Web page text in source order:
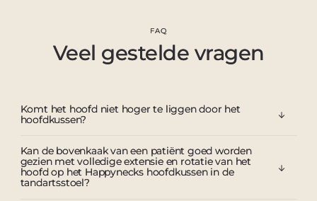
FAQ
Veel gestelde vragen
Komt het hoofd niet hoger te liggen door het
hoofdkussen?
Kan de bovenkaak van een patiënt goed worden
gezien met volledige extensie en rotatie van het
hoofd op het Happynecks hoofdkussen in de
tandartsstoel?